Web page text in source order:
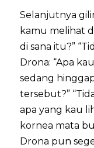
Selanjutnya
kamu melihat
di sana itu?”
Drona: “Apa
sedang
tersebut?”
apa yang kau
kornea mata
Drona pun